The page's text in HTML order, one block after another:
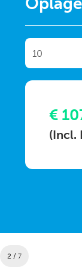
2 / 7
€
(Incl.